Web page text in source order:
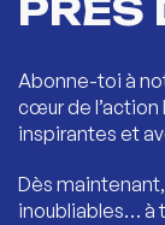
PRÈS
Abonne-toi à
cœur de
inspirantes et
Dès
inoubliables… à